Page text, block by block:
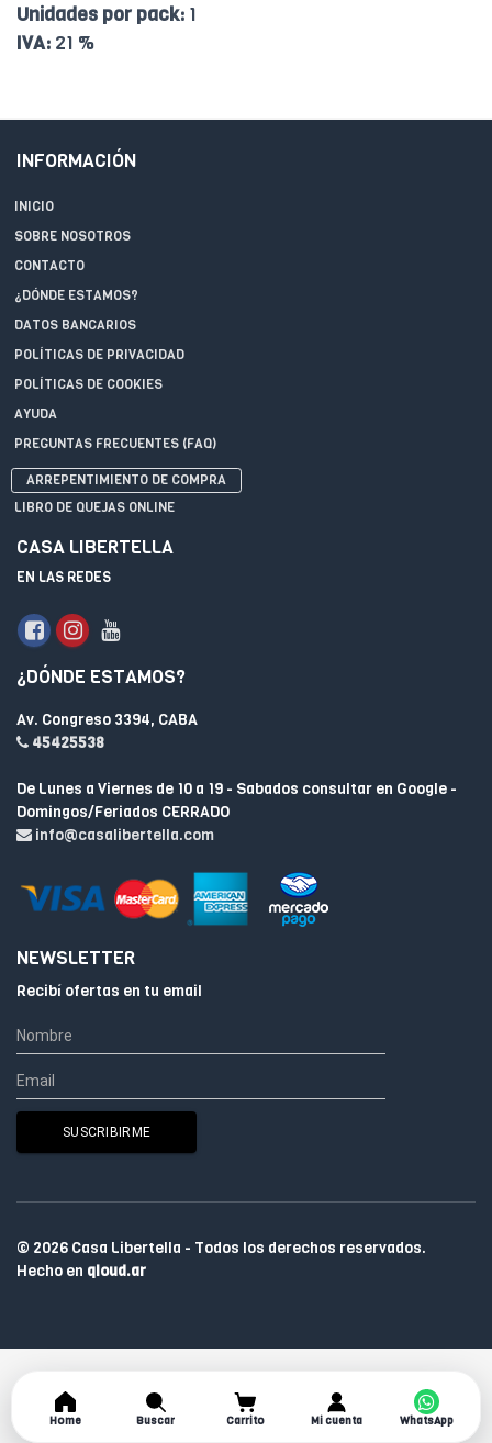
Unidades por pack: 1
IVA: 21 %
INFORMACIÓN
INICIO
SOBRE NOSOTROS
CONTACTO
¿DÓNDE ESTAMOS?
DATOS BANCARIOS
POLÍTICAS DE PRIVACIDAD
POLÍTICAS DE COOKIES
AYUDA
PREGUNTAS FRECUENTES (FAQ)
ARREPENTIMIENTO DE COMPRA
LIBRO DE QUEJAS ONLINE
CASA LIBERTELLA
EN LAS REDES
¿DÓNDE ESTAMOS?
Av. Congreso 3394, CABA
45425538
De Lunes a Viernes de 10 a 19 - Sabados consultar en Google -
Domingos/Feriados CERRADO
info@casalibertella.com
NEWSLETTER
Recibí ofertas en tu email
© 2026 Casa Libertella - Todos los derechos reservados.
Hecho en qloud.ar
Home Buscar Carrito Mi cuenta